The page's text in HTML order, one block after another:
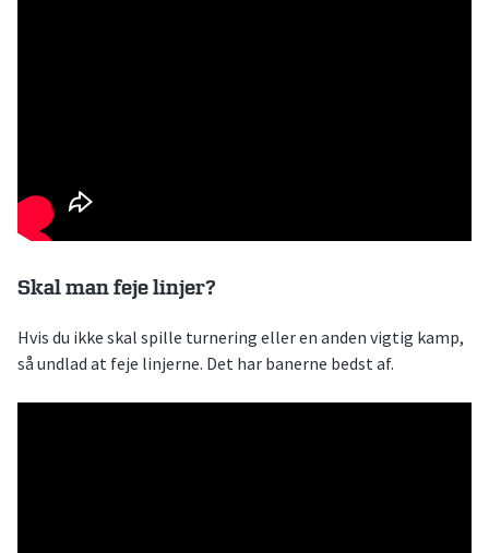
Skal man feje linjer?
Hvis du ikke skal spille turnering eller en anden vigtig kamp,
så undlad at feje linjerne. Det har banerne bedst af.